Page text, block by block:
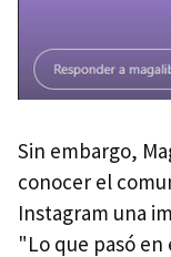
Sin embargo,
conocer el
Instagram una
"Lo que pasó en